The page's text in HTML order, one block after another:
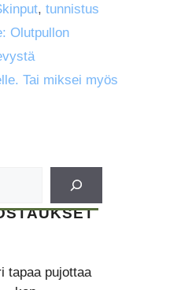
, tunnistus
Olutpullon
Tai miksei myös
tapaa pujottaa